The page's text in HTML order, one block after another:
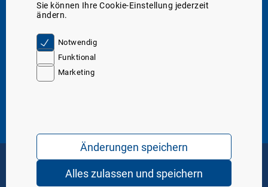
Sie erreichen uns
telefonisch unter:
05131/705-131
Server IP. 8
Über den Marktplatz
Formular: Meldung einer Nebenwirkung
WDT-Katalog 2026 (digital)
Häufig gestellte Fragen (FAQ)
Fracht- und Rechnungsversand
Copyright © 2026 WDT - das Tierarztunternehmen. Alle Rechte
AGB Impressum
Sie können Ihre Cookie-Einstellung jederzeit
ändern.
Notwendig
Funktional
Marketing
Änderungen speichern
Alles zulassen und speichern